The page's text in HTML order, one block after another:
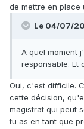
de mettre en place
Le 04/07/
A quel moment
responsable. Et
Oui, c'est difficile.
cette décision,
magistrat qui peut
tu as en tant que